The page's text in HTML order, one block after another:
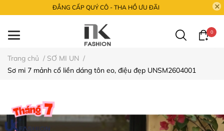
ĐẲNG CẤP QUÝ CÔ - THA HỒ ƯU ĐÃI
0
Trang chủ / SƠ MI UN /
Sơ mi 7 mảnh cổ liền dáng tôn eo, điệu đẹp UNSM2604001